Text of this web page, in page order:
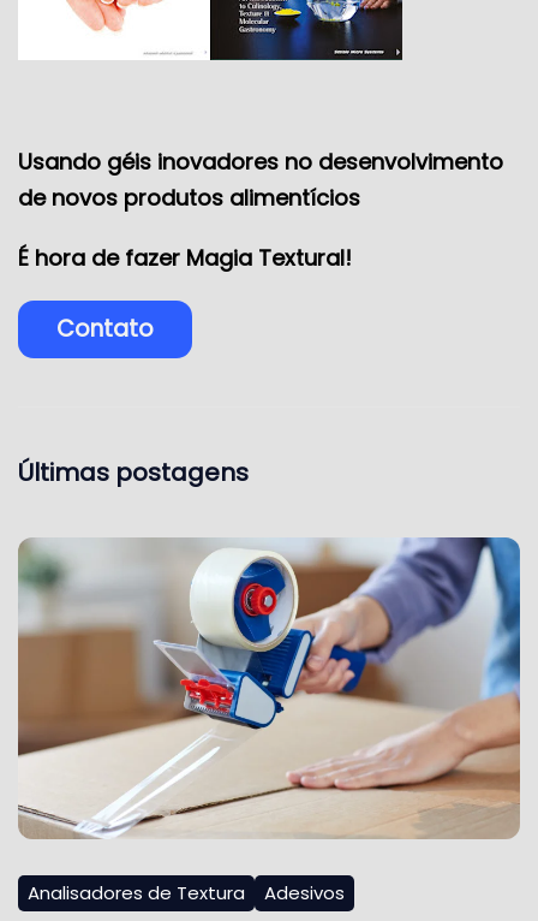
Usando géis inovadores no desenvolvimento
de novos produtos alimentícios
É hora de fazer Magia Textural!
Contato
Últimas postagens
Analisadores de Textura Adesivos